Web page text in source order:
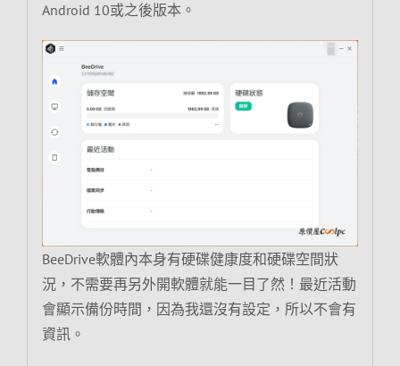
Android 10或之後版本。
BeeDrive軟體內本身有硬碟健康度和硬碟空間狀
況，不需要再另外開軟體就能一目了然！最近活動
會顯示備份時間，因為我還沒有設定，所以不會有
資訊。